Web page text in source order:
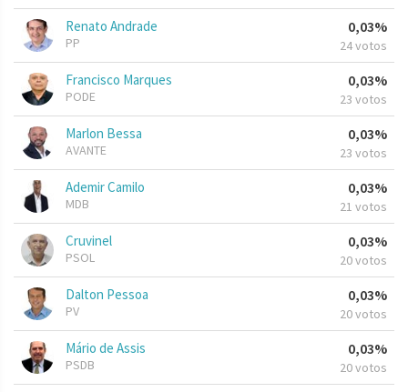
Renato Andrade
PP
0,03%
24 votos
Francisco Marques
PODE
0,03%
23 votos
Marlon Bessa
AVANTE
0,03%
23 votos
Ademir Camilo
MDB
0,03%
21 votos
Cruvinel
PSOL
0,03%
20 votos
Dalton Pessoa
PV
0,03%
20 votos
Mário de Assis
PSDB
0,03%
20 votos